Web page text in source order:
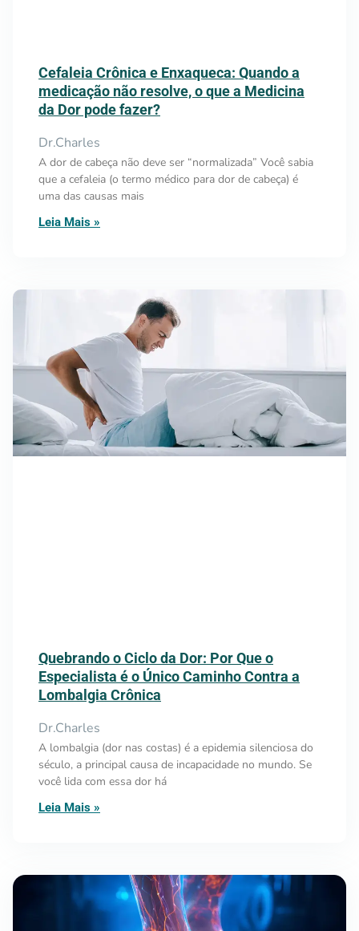
Cefaleia Crônica e Enxaqueca: Quando a
medicação não resolve, o que a Medicina
da Dor pode fazer?
Dr.Charles
A dor de cabeça não deve ser “normalizada” Você sabia
que a cefaleia (o termo médico para dor de cabeça) é
uma das causas mais
Leia Mais »
Quebrando o Ciclo da Dor: Por Que o
Especialista é o Único Caminho Contra a
Lombalgia Crônica
Dr.Charles
A lombalgia (dor nas costas) é a epidemia silenciosa do
século, a principal causa de incapacidade no mundo. Se
você lida com essa dor há
Leia Mais »